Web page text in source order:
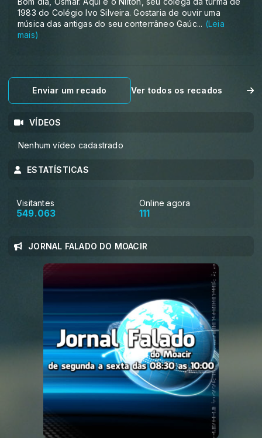
1983 do Colégio Ivo Silveira. Gostaria de ouvir uma
música das antigas do seu conterrâneo Gaúc... (Leia
mais)
Enviar um recado Ver todos os recados
VÍDEOS
Nenhum vídeo cadastrado
ESTATÍSTICAS
Visitantes
549.063
Online agora
111
JORNAL FALADO DO MOACIR